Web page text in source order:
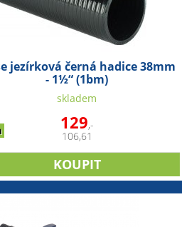
jezírková černá hadice 38mm
- 1½“ (1bm)
skladem
129,-
106,61